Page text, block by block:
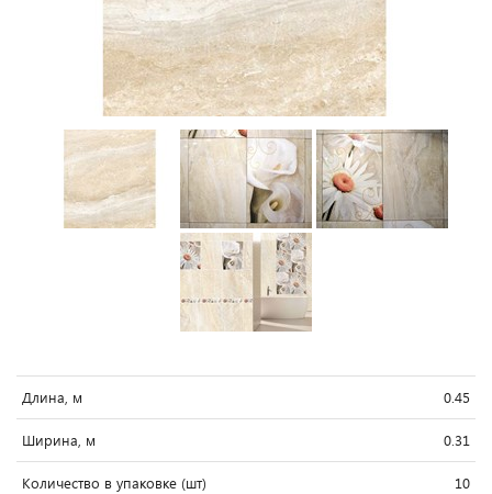
Длина, м 0.45
Ширина, м 0.31
Количество в упаковке (шт) 10